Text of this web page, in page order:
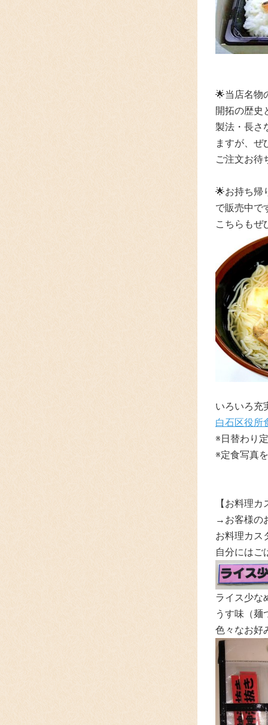
🌟当店名物
開拓の歴史
製法・長さ
ますが、 ぜ
ご注文お待
🌟お持ち帰
で販売中で
こちらもぜ
いろいろ充
白石区役所
※日替わり
※定食写真
【お料理
→お客様の
お料理カス
自分にはご
ライス少な
うす味（麺
色々なお好